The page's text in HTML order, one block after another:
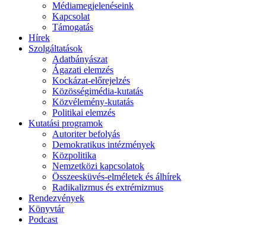
Médiamegjelenéseink
Kapcsolat
Támogatás
Hírek
Szolgáltatások
Adatbányászat
Ágazati elemzés
Kockázat-előrejelzés
Közösségimédia-kutatás
Közvélemény-kutatás
Politikai elemzés
Kutatási programok
Autoriter befolyás
Demokratikus intézmények
Közpolitika
Nemzetközi kapcsolatok
Összeesküvés-elméletek és álhírek
Radikalizmus és extrémizmus
Rendezvények
Könyvtár
Podcast